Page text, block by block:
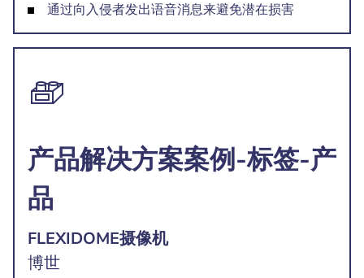
通过向入侵者发出语音消息来避免潜在损害
产品解决方案案例-标签-产
品
FLEXIDOME摄像机
博世